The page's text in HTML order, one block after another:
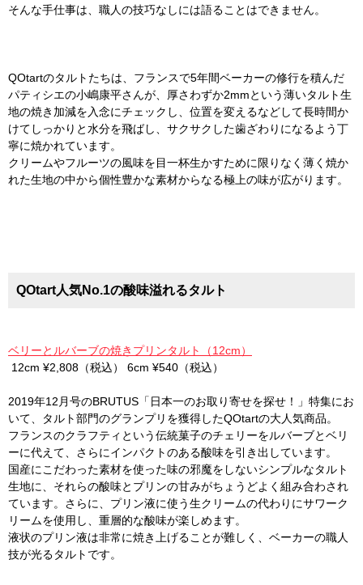
そんな手仕事は、職人の技巧なしには語ることはできません。
QOtartのタルトたちは、フランスで5年間ベーカーの修行を積んだ
パティシエの小嶋康平さんが、厚さわずか2mmという薄いタルト生
地の焼き加減を入念にチェックし、位置を変えるなどして長時間か
けてしっかりと水分を飛ばし、サクサクした歯ざわりになるよう丁
寧に焼かれています。
クリームやフルーツの風味を目一杯生かすために限りなく薄く焼か
れた生地の中から個性豊かな素材からなる極上の味が広がります。
QOtart人気No.1の酸味溢れるタルト
ベリーとルバーブの焼きプリンタルト（12cm）
12cm ¥2,808（税込） 6cm ¥540（税込）
2019年12月号のBRUTUS「日本一のお取り寄せを探せ！」特集にお
いて、タルト部門のグランプリを獲得したQOtartの大人気商品。
フランスのクラフティという伝統菓子のチェリーをルバーブとベリ
ーに代えて、さらにインパクトのある酸味を引き出しています。
国産にこだわった素材を使った味の邪魔をしないシンプルなタルト
生地に、それらの酸味とプリンの甘みがちょうどよく組み合わされ
ています。さらに、プリン液に使う生クリームの代わりにサワーク
リームを使用し、重層的な酸味が楽しめます。
液状のプリン液は非常に焼き上げることが難しく、ベーカーの職人
技が光るタルトです。